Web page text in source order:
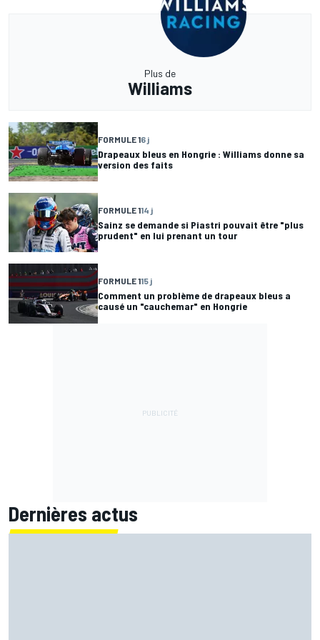
Plus de
Williams
FORMULE 16 j
Drapeaux bleus en Hongrie : Williams donne sa
version des faits
FORMULE 114 j
Sainz se demande si Piastri pouvait être "plus
prudent" en lui prenant un tour
FORMULE 115 j
Comment un problème de drapeaux bleus a
causé un "cauchemar" en Hongrie
Dernières actus